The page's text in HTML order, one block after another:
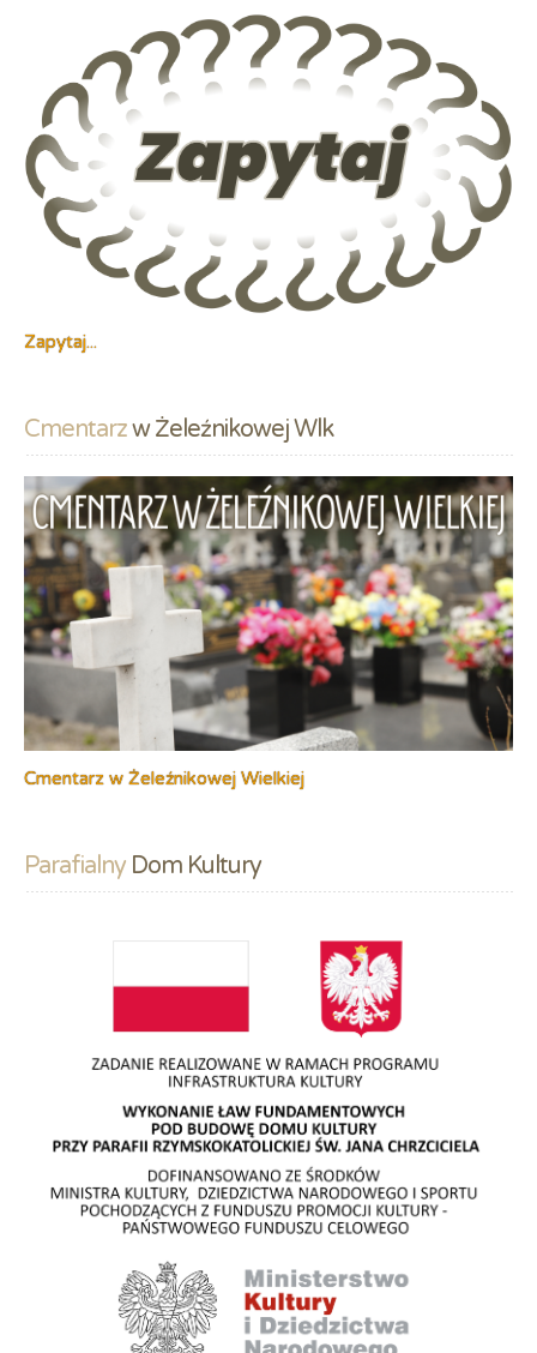
Zapytaj...
Cmentarz w Żeleźnikowej Wlk
Cmentarz w Żeleźnikowej Wielkiej
Parafialny Dom Kultury